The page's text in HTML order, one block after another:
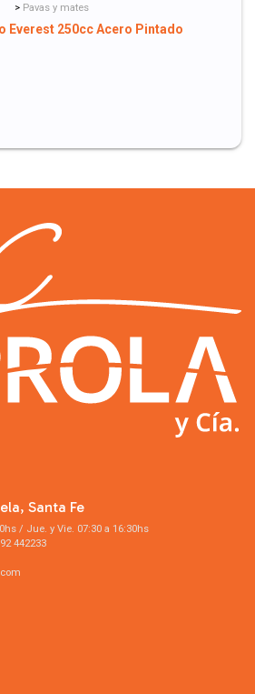
> Pavas y mates
Everest 250cc Acero Pintado
Santa Fe
/ Jue. y Vie. 07:30 a 16:30hs
442233